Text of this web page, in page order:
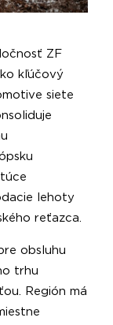
ZF
kľúčový
siete
lehoty
reťazca.
obsluhu
trhu
Región má